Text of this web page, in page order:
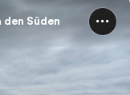
Süden